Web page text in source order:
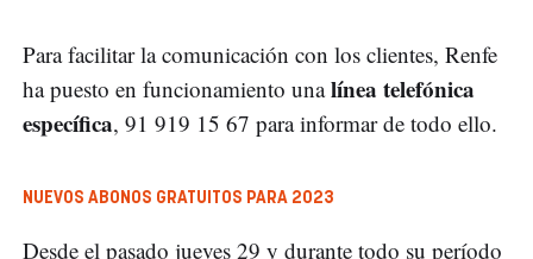
Para facilitar la comunicación con los clientes, Renfe
ha puesto en funcionamiento unalínea telefónica
específica, 91 919 15 67 para informar de todo ello.
NUEVOS ABONOS GRATUITOS PARA 2023
Desde el pasado jueves 29 y durante todo su período